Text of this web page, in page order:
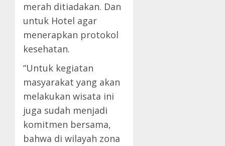
merah ditiadakan. Dan
untuk Hotel agar
menerapkan protokol
kesehatan.
“Untuk kegiatan
masyarakat yang akan
melakukan wisata ini
juga sudah menjadi
komitmen bersama,
bahwa di wilayah zona